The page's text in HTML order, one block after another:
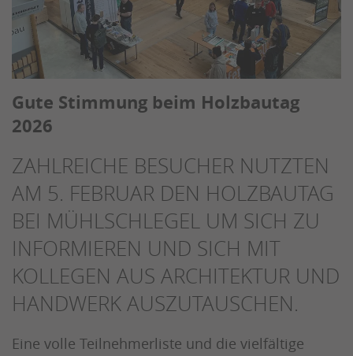
Gute Stimmung beim Holzbautag
2026
ZAHLREICHE BESUCHER NUTZTEN
AM 5. FEBRUAR DEN HOLZBAUTAG
BEI MÜHLSCHLEGEL UM SICH ZU
INFORMIEREN UND SICH MIT
KOLLEGEN AUS ARCHITEKTUR UND
HANDWERK AUSZUTAUSCHEN.
Eine volle Teilnehmerliste und die vielfältige